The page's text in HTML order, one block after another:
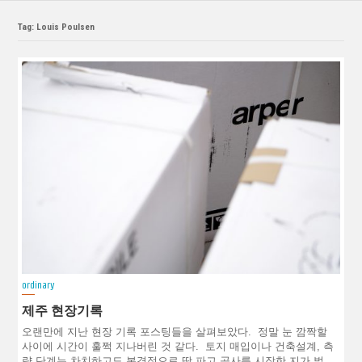
Tag: Louis Poulsen
ordinary
제주 현장기록
오랜만에 지난 현장 기록 포스팅들을 살펴보았다. 정말 눈 깜짝할
사이에 시간이 훌쩍 지나버린 것 같다. 토지 매입이나 건축설계, 측